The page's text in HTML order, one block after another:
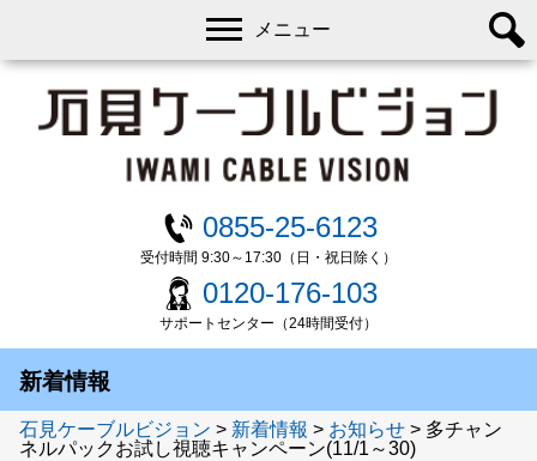
0855-25-6123
受付時間 9:30～17:30（日・祝日除く）
0120-176-103
サポートセンター（24時間受付）
メニュー
新着情報
石見ケーブルビジョン > 新着情報 > お知らせ > 多チャン
ネルパックお試し視聴キャンペーン(11/1～30)